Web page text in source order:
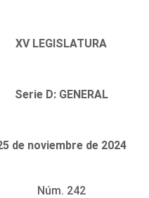
XV LEGISLATURA
Serie D: GENERAL
de noviembre de 2024
Núm. 242